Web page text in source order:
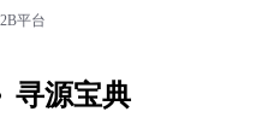
平台
寻源宝典